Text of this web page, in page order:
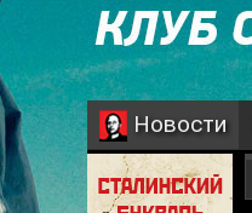
Новости